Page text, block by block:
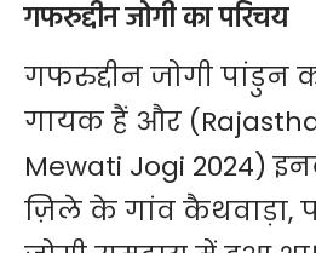
गफरुद्दीन जोगी का परिचय
गफरुद्दीन जोगी पांडुन
गायक हैं और
Mewati Jogi 2024)
ज़िले के गांव कैथवाड़ा,